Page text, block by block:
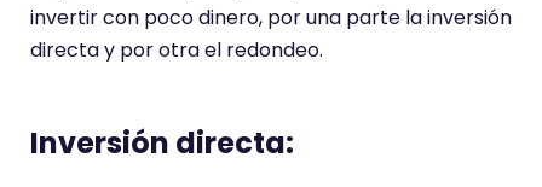
invertir con poco dinero, por una parte la inversión
directa y por otra el redondeo.
Inversión directa: